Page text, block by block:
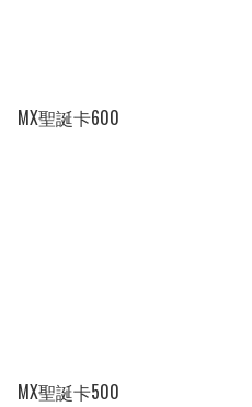
MX聖誕卡600
MX聖誕卡500